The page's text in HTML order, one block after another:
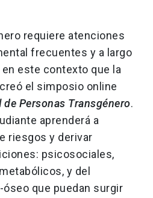
requiere atenciones
frecuentes y a largo
este contexto que la
el simposio online
Personas Transgénero.
aprenderá a
riesgos y derivar
psicosociales,
y del
que puedan surgir